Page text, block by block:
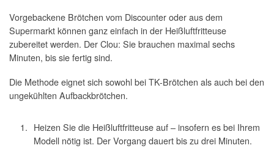
Vorgebackene Brötchen vom Discounter oder aus dem
Supermarkt können ganz einfach in der Heißluftfritteuse
zubereitet werden. Der Clou: Sie brauchen maximal sechs
Minuten, bis sie fertig sind.
Die Methode eignet sich sowohl bei TK-Brötchen als auch bei den
ungekühlten Aufbackbrötchen.
Heizen Sie die Heißluftfritteuse auf – insofern es bei Ihrem
Modell nötig ist. Der Vorgang dauert bis zu drei Minuten.